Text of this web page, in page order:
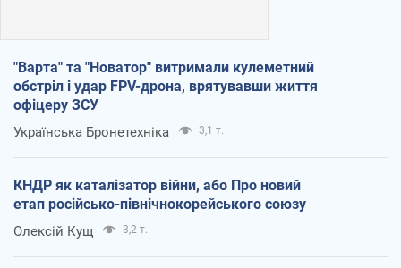
"Варта" та "Новатор" витримали кулеметний
обстріл і удар FPV-дрона, врятувавши життя
офіцеру ЗСУ
Українська Бронетехніка 3,1 т.
КНДР як каталізатор війни, або Про новий
етап російсько-північнокорейського союзу
Олексій Кущ 3,2 т.